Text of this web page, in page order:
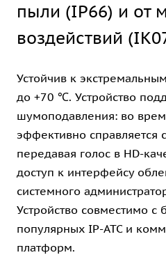
пыли (IP66) и от
воздействий
Устойчив к
до +70 ℃. Устройство
шумоподавления: во
эффективно
передавая голос в HD-
доступ к интерфейсу
системного
Устройство совместимо с
популярных IP-АТС и
платформ.